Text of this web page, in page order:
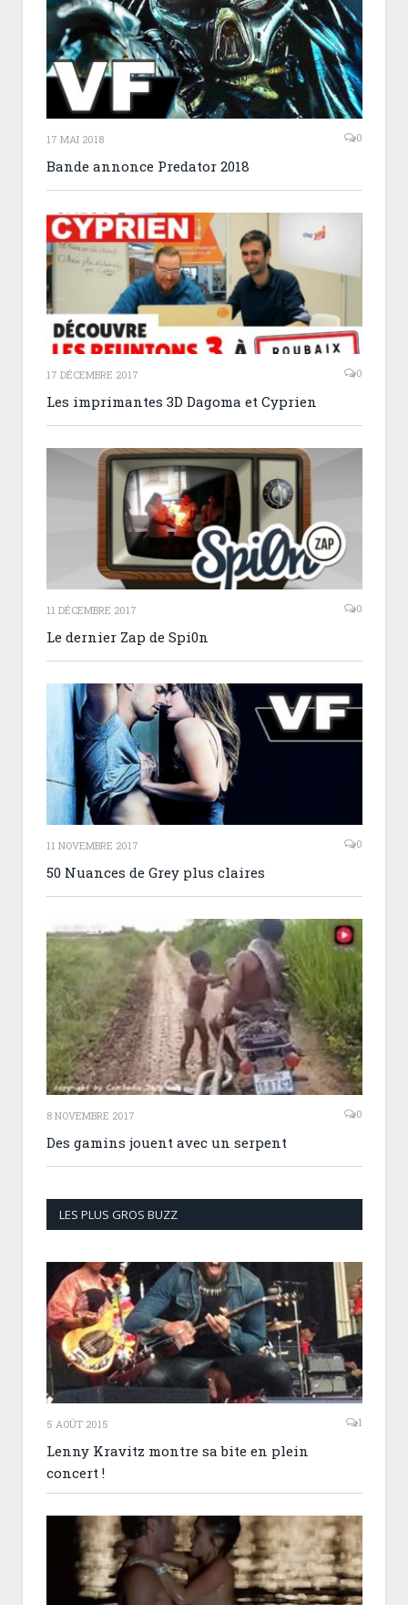
17 MAI 2018 0
Bande annonce Predator 2018
17 DÉCEMBRE 2017 0
Les imprimantes 3D Dagoma et Cyprien
11 DÉCEMBRE 2017 0
Le dernier Zap de Spi0n
11 NOVEMBRE 2017 0
50 Nuances de Grey plus claires
8 NOVEMBRE 2017 0
Des gamins jouent avec un serpent
LES PLUS GROS BUZZ
5 AOÛT 2015 1
Lenny Kravitz montre sa bite en plein
concert !